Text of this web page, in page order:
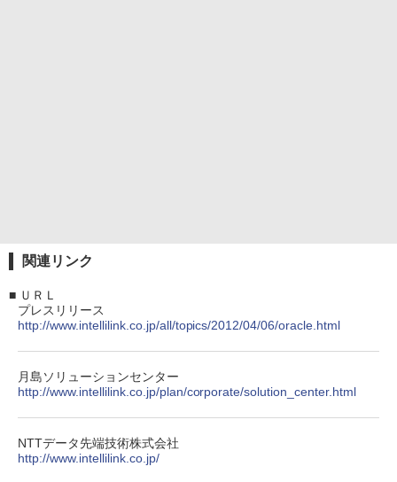
関連リンク
■ ＵＲＬ
プレスリリース
http://www.intellilink.co.jp/all/topics/2012/04/06/oracle.html
月島ソリューションセンター
http://www.intellilink.co.jp/plan/corporate/solution_center.html
NTTデータ先端技術株式会社
http://www.intellilink.co.jp/